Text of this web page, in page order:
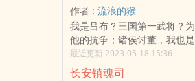
作者 : 流浪的猴
我是吕布？三国第一武将？
他的抗争；诸侯讨董，我也
养ma场；貂蝉，谁敢和我抢
候；打我？俺的三千飞骑，
最近更新 2023-05-18 15:36
长安镇魂司